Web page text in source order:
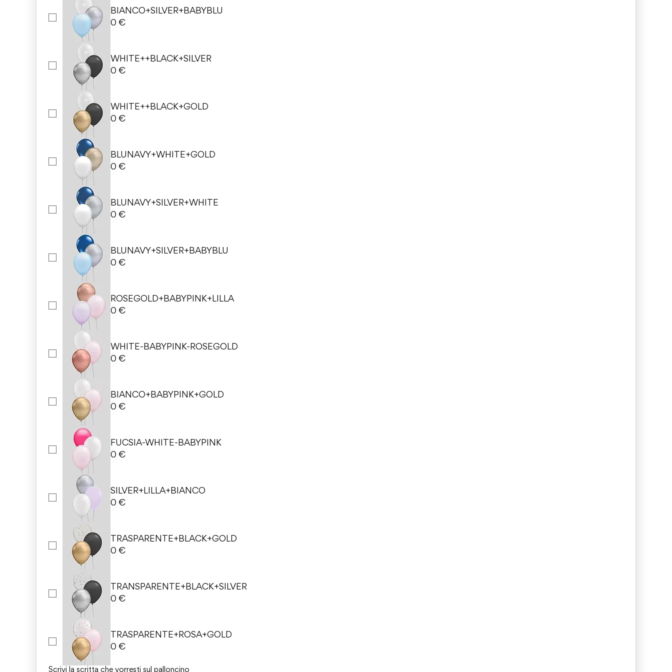
BIANCO+SILVER+BABYBLU
0 €
WHITE++BLACK+SILVER
0 €
WHITE++BLACK+GOLD
0 €
BLUNAVY+WHITE+GOLD
0 €
BLUNAVY+SILVER+WHITE
0 €
BLUNAVY+SILVER+BABYBLU
0 €
ROSEGOLD+BABYPINK+LILLA
0 €
WHITE-BABYPINK-ROSEGOLD
0 €
BIANCO+BABYPINK+GOLD
0 €
FUCSIA-WHITE-BABYPINK
0 €
SILVER+LILLA+BIANCO
0 €
TRASPARENTE+BLACK+GOLD
0 €
TRANSPARENTE+BLACK+SILVER
0 €
TRASPARENTE+ROSA+GOLD
0 €
Scrivi la scritta che vorresti sul palloncino